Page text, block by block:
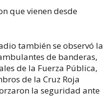
que vienen desde
también se observó la
de banderas,
de la Fuerza Pública,
de la Cruz Roja
la seguridad ante